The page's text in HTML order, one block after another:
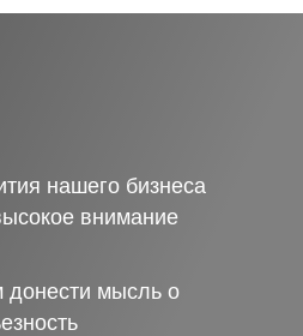
нашего бизнеса
внимание
донести мысль о